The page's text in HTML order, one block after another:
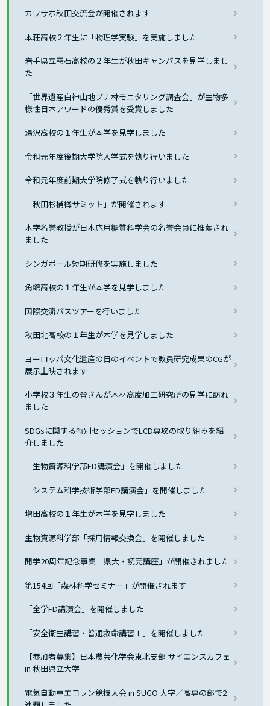
カワサポ秋田交流会が開催されます
本荘高校２年生に「物理学実験」を実施しました
岩手県立雫石高校の２年生が秋田キャンパスを見学しまし
た
「世界遺産白神山地ブナ林モニタリング調査会」が生物多
様性日本アワードの優秀賞を受賞しました
湯沢高校の１年生が本学を見学しました
令和元年度後期大学院入学式を執り行いました
令和元年度前期大学院修了式を執り行いました
「秋田杉桶樽サミット」が開催されます
本学名誉教授が日本応用糖質科学会の名誉会員に推薦され
ました
シンガポール短期研修を実施しました
角館高校の１年生が本学を見学しました
国際交流バスツアーを行いました
秋田北高校の１年生が本学を見学しました
ヨーロッパ文化遺産の日のイベントで教員研究成果のCGが
展示上映されます
小学校３年生の皆さんが木材高度加工研究所の見学に訪れ
ました
SDGsに関する特別セッションでLCD専攻の取り組みを紹
介しました
「生物資源科学部FD講演会」を開催しました
「システム科学技術学部FD講演会」を開催しました
増田高校の１年生が本学を見学しました
生物資源科学部「採用情報交換会」を開催しました
開学20周年記念事業「県大・読売講座」が開催されました
第154回「森林科学セミナー」が開催されます
「全学FD講演会」を開催しました
「安全衛生講習・普通救命講習Ⅰ」を開催しました
【参加者募集】日本農芸化学会東北支部 サイエンスカフェ
in 秋田県立大学
電気自動車エコラン競技大会 in SUGO 大学／高専の部で2